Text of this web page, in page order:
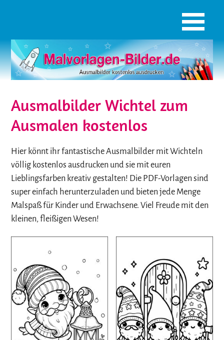
Ausmalbilder Wichtel zum
Ausmalen kostenlos
Hier könnt ihr fantastische Ausmalbilder mit Wichteln
völlig kostenlos ausdrucken und sie mit euren
Lieblingsfarben kreativ gestalten! Die PDF-Vorlagen sind
super einfach herunterzuladen und bieten jede Menge
Malspaß für Kinder und Erwachsene. Viel Freude mit den
kleinen, fleißigen Wesen!